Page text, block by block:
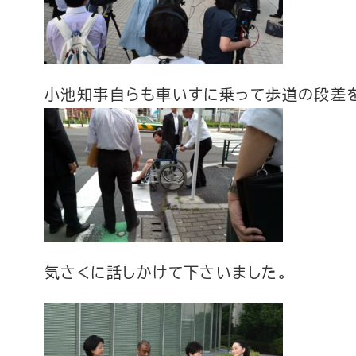
小池知事自らも車いすに乗って歩道の段差
気さくに話しかけて下さいました。